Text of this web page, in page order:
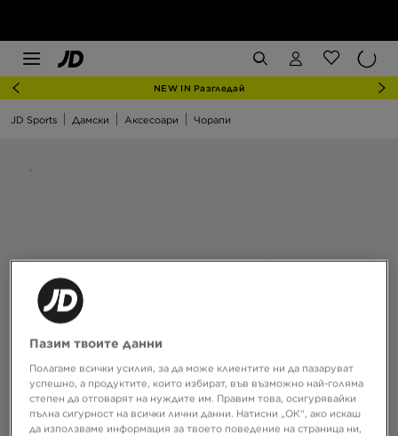
NEW IN Разгледай
JD Sports Дамски Аксесоари Чорапи
Пазим твоите данни
Полагаме всички усилия, за да може клиентите ни да пазаруват
успешно, а продуктите, които избират, във възможно най-голяма
степен да отговарят на нуждите им. Правим това, осигурявайки
пълна сигурност на всички лични данни. Натисни „ОК“, ако искаш
да използваме информация за твоето поведение на страница ни,